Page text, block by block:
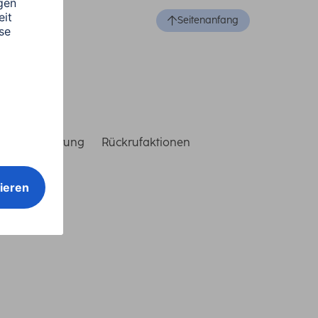
Seitenanfang
Rückrufaktionen